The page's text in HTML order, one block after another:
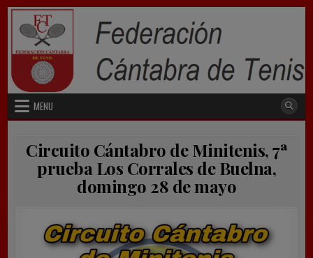
Skip
content
MENU
Circuito Cántabro de Minitenis, 7ª
prueba Los Corrales de Buelna,
domingo 28 de mayo